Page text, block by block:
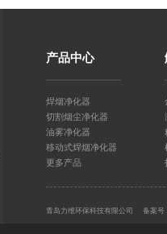
如何维护力维焊接净化设备？
产品中心
焊烟净化器
切割烟尘净化器
油雾净化器
移动式焊烟净化器
更多产品
青岛力维环保科技有限公司 备案号